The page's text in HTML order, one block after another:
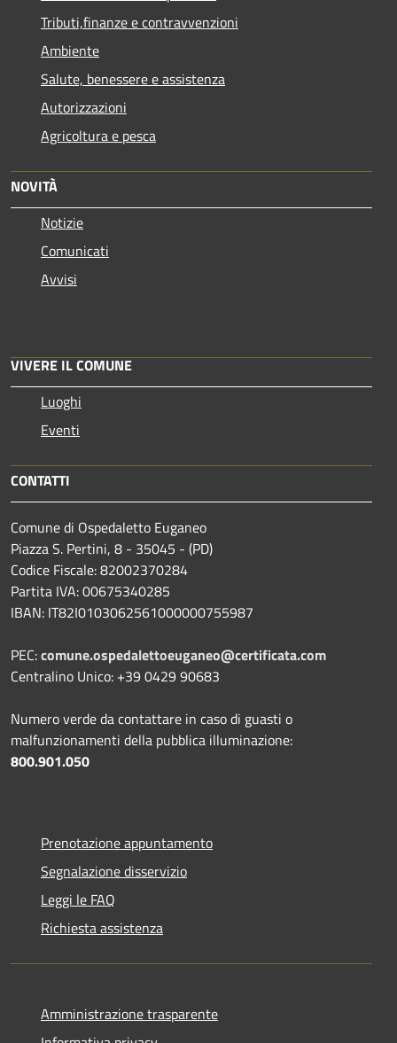
Tributi,finanze e contravvenzioni
Ambiente
Salute, benessere e assistenza
Autorizzazioni
Agricoltura e pesca
NOVITÀ
Notizie
Comunicati
Avvisi
VIVERE IL COMUNE
Luoghi
Eventi
CONTATTI
Comune di Ospedaletto Euganeo
Piazza S. Pertini, 8 - 35045 - (PD)
Codice Fiscale: 82002370284
Partita IVA: 00675340285
IBAN: IT82I0103062561000000755987
PEC:comune.ospedalettoeuganeo@certificata.com
Centralino Unico: +39 0429 90683
Numero verde da contattare in caso di guasti o
malfunzionamenti della pubblica illuminazione:
800.901.050
Prenotazione appuntamento
Segnalazione disservizio
Leggi le FAQ
Richiesta assistenza
Amministrazione trasparente